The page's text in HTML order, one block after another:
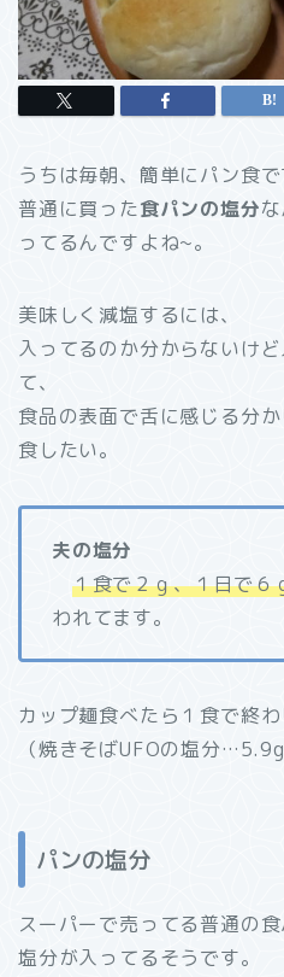
うちは毎朝、簡単にパン食で
普通に買った食パンの塩分
ってるんですよね~。
美味しく減塩するには、
入ってるのか分からないけ
て、
食品の表面で舌に感じる分
食したい。
夫の塩分
１食で２ｇ、１日で６
われてます。
カップ麺食べたら１食で終わ
（焼きそばUFOの塩分…5.9g
パンの塩分
スーパーで売ってる普通の
塩分が入ってるそうです。